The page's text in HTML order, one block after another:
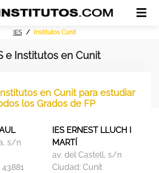
IES Institutos Cunit
e Institutos en Cunit
en Cunit para estudiar
los Grados de FP
s/n
43881
IES ERNEST LLUCH I
MARTÍ
av. del Castell, s/n
Ciudad: Cunit